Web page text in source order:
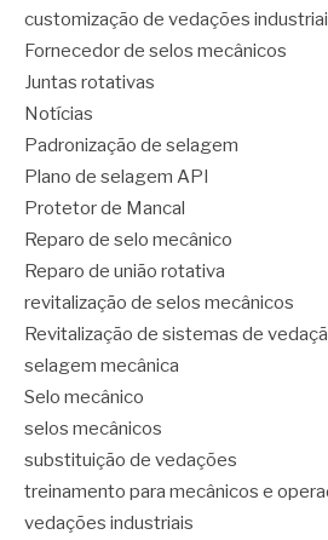
customização de vedações
Fornecedor de selos mecânicos
Juntas rotativas
Notícias
Padronização de selagem
Plano de selagem API
Protetor de Mancal
Reparo de selo mecânico
Reparo de união rotativa
revitalização de selos mecânicos
Revitalização de sistemas de
selagem mecânica
Selo mecânico
selos mecânicos
substituição de vedações
treinamento para mecânicos e
vedações industriais